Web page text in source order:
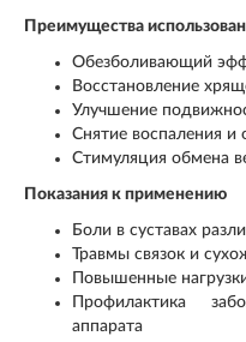
Преимущества
Обезболивающий
Восстановление
Улучшение
Снятие воспаления и
Стимуляция обмена
Показания к применению
Боли в суставах
Травмы связок и
Повышенные
Профилактика
аппарата